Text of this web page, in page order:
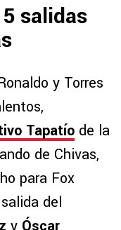
salidas
y Torres
Tapatío de la
de Chivas,
para Fox
del